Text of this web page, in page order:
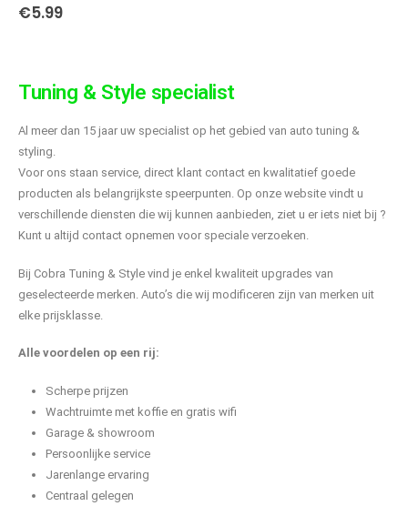
€5.99
Tuning & Style specialist
Al meer dan 15 jaar uw specialist op het gebied van auto tuning &
styling.
Voor ons staan service, direct klant contact en kwalitatief goede
producten als belangrijkste speerpunten. Op onze website vindt u
verschillende diensten die wij kunnen aanbieden, ziet u er iets niet bij ?
Kunt u altijd contact opnemen voor speciale verzoeken.
Bij Cobra Tuning & Style vind je enkel kwaliteit upgrades van
geselecteerde merken. Auto’s die wij modificeren zijn van merken uit
elke prijsklasse.
Alle voordelen op een rij:
Scherpe prijzen
Wachtruimte met koffie en gratis wifi
Garage & showroom
Persoonlijke service
Jarenlange ervaring
Centraal gelegen